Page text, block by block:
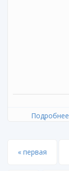
Подробнее
Страницы
« первая